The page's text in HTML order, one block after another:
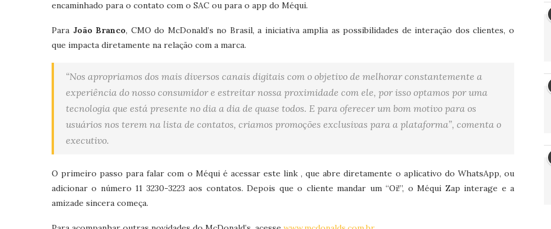
encaminhado para o contato com o SAC ou para o app do Méqui.
Para João Branco, CMO do McDonald’s no Brasil, a iniciativa amplia as possibilidades de interação dos clientes, o
que impacta diretamente na relação com a marca.
“Nos apropriamos dos mais diversos canais digitais com o objetivo de melhorar constantemente a
experiência do nosso consumidor e estreitar nossa proximidade com ele, por isso optamos por uma
tecnologia que está presente no dia a dia de quase todos. E para oferecer um bom motivo para os
usuários nos terem na lista de contatos, criamos promoções exclusivas para a plataforma”, comenta o
executivo.
O primeiro passo para falar com o Méqui é acessar este link , que abre diretamente o aplicativo do WhatsApp, ou
adicionar o número 11 3230-3223 aos contatos. Depois que o cliente mandar um “Oi!”, o Méqui Zap interage e a
amizade sincera começa.